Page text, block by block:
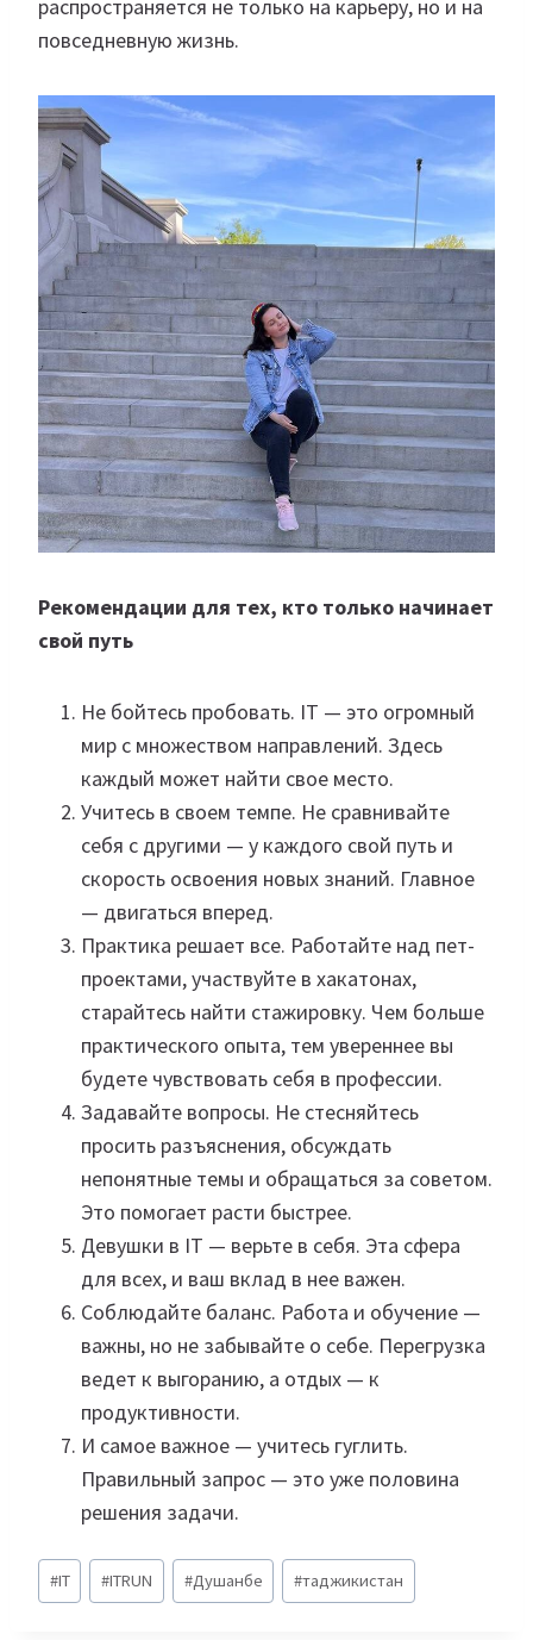
распространяется не только на карьеру, но и на
повседневную жизнь.
Рекомендации для тех, кто только начинает
свой путь
Не бойтесь пробовать. IT — это огромный
мир с множеством направлений. Здесь
каждый может найти свое место.
Учитесь в своем темпе. Не сравнивайте
себя с другими — у каждого свой путь и
скорость освоения новых знаний. Главное
— двигаться вперед.
Практика решает все. Работайте над пет-
проектами, участвуйте в хакатонах,
старайтесь найти стажировку. Чем больше
практического опыта, тем увереннее вы
будете чувствовать себя в профессии.
Задавайте вопросы. Не стесняйтесь
просить разъяснения, обсуждать
непонятные темы и обращаться за советом.
Это помогает расти быстрее.
Девушки в IT — верьте в себя. Эта сфера
для всех, и ваш вклад в нее важен.
Соблюдайте баланс. Работа и обучение —
важны, но не забывайте о себе. Перегрузка
ведет к выгоранию, а отдых — к
продуктивности.
И самое важное — учитесь гуглить.
Правильный запрос — это уже половина
решения задачи.
Метки
записи:
#IT #ITRUN #Душанбе #таджикистан